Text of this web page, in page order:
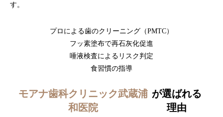
す。
プロによる歯のクリーニング（PMTC）
フッ素塗布で再石灰化促進
唾液検査によるリスク判定
食習慣の指導
モアナ歯科クリニック武蔵浦
和医院
が選ばれる
理由